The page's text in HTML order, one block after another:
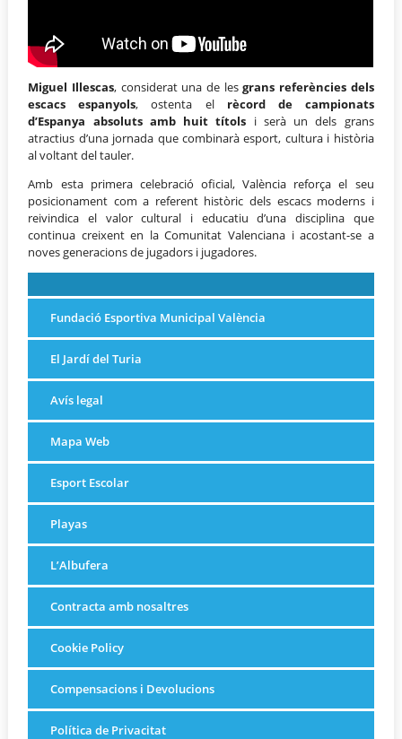
Miguel Illescas, considerat una de lesgrans referències dels
escacs espanyols, ostenta el rècord de campionats
d’Espanya absoluts amb huit títols i serà un dels grans
atractius d’una jornada que combinarà esport, cultura i història
al voltant del tauler.
Amb esta primera celebració oficial, València reforça el seu
posicionament com a referent històric dels escacs moderns i
reivindica el valor cultural i educatiu d’una disciplina que
continua creixent en la Comunitat Valenciana i acostant-se a
noves generacions de jugadors i jugadores.
Fundació Esportiva Municipal València
El Jardí del Turia
Avís legal
Mapa Web
Esport Escolar
Playas
L’Albufera
Contracta amb nosaltres
Cookie Policy
Compensacions i Devolucions
Política de Privacitat